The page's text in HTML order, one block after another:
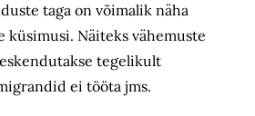
taga on võimalik näha
küsimusi. Näiteks vähemuste
tegelikult
ei tööta jms.